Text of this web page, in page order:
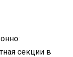
секции в